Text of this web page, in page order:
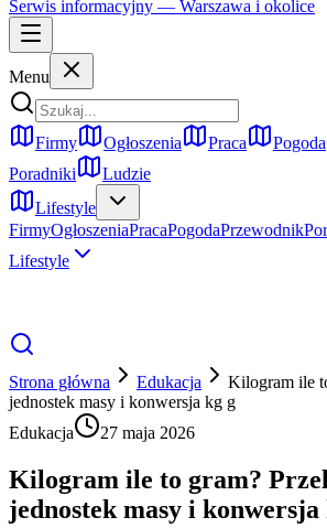
Serwis informacyjny — Warszawa i okolice
Menu
Firmy Ogłoszenia Praca Pogoda
Poradniki
Ludzie
Lifestyle
FirmyOgłoszeniaPracaPogodaPrzewodnik
Lifestyle
Strona główna Edukacja
Kilogram ile
jednostek masy i konwersja kg g
Edukacja
27 maja 2026
Kilogram ile to gram?
jednostek masy i konwersja